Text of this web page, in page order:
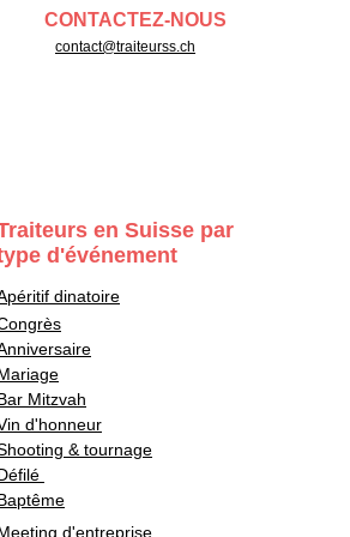
CONTACTEZ-NOUS
contact@traiteurss.ch
en Suisse par
d'événement
dinatoire
Mitzvah
d'honneur
& tournage
d'entreprise